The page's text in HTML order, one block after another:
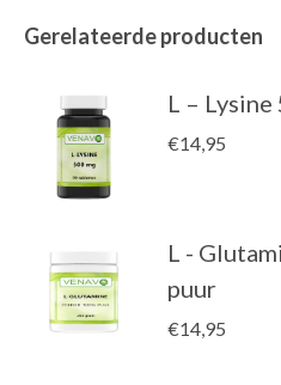
Gerelateerde producten
L – Lysine
€14,95
L -
puur
€14,95